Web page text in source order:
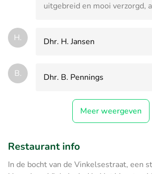
uitgebreid en mooi verzorgd,
H. Dhr. H. Jansen
B. Dhr. B. Pennings
Meer weergeven
Restaurant info
In de bocht van de Vinkelsestraat, een